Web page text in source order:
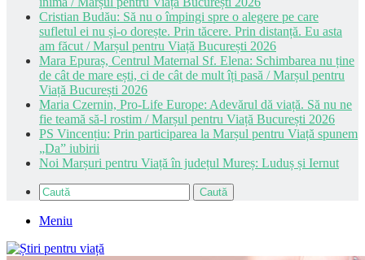
Cristian Budău: Să nu o împingi spre o alegere pe care
sufletul ei nu și-o dorește. Prin tăcere. Prin distanță. Eu asta
am făcut / Marșul pentru Viață București 2026
Mara Epuraș, Centrul Maternal Sf. Elena: Schimbarea nu ține
de cât de mare ești, ci de cât de mult îți pasă / Marșul pentru
Viață București 2026
Maria Czernin, Pro-Life Europe: Adevărul dă viață. Să nu ne
fie teamă să-l rostim / Marșul pentru Viață București 2026
PS Vincențiu: Prin participarea la Marșul pentru Viață spunem
„Da” iubirii
Noi Marșuri pentru Viață în județul Mureș: Luduș și Iernut
Caută
Meniu